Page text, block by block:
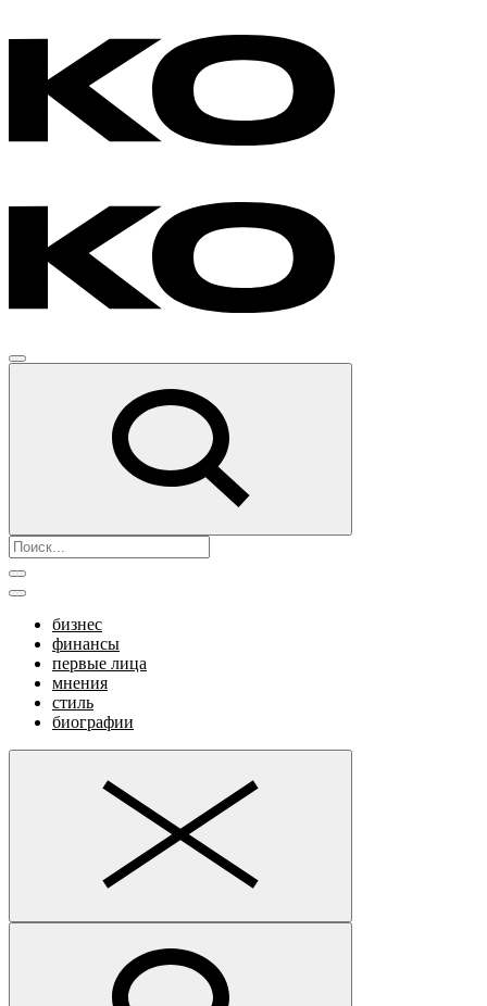
бизнес
финансы
первые лица
мнения
стиль
биографии